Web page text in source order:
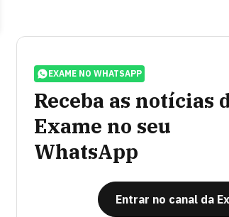
EXAME NO WHATSAPP
Receba as notícias
Exame no seu
WhatsApp
Entrar no canal da